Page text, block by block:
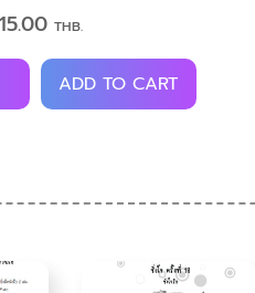
THB.
ADD TO CART